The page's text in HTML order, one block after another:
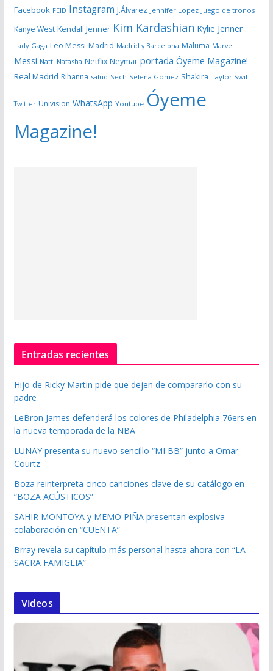
Facebook FEID Instagram J.Álvarez Jennifer Lopez Juego de tronos
Kanye West Kendall Jenner Kim Kardashian Kylie Jenner
Lady Gaga Leo Messi Madrid Madrid y Barcelona Maluma Marvel
Messi Natti Natasha Netflix Neymar portada Óyeme Magazine!
Real Madrid Rihanna salud Sech Selena Gomez Shakira Taylor Swift
Twitter Univision WhatsApp Youtube Óyeme
Magazine!
Entradas recientes
Hijo de Ricky Martin pide que dejen de compararlo con su
padre
LeBron James defenderá los colores de Philadelphia 76ers en
la nueva temporada de la NBA
LUNAY presenta su nuevo sencillo “MI BB” junto a Omar
Courtz
Boza reinterpreta cinco canciones clave de su catálogo en
“BOZA ACÚSTICOS”
SAHIR MONTOYA y MEMO PIÑA presentan explosiva
colaboración en “CUENTA”
Brray revela su capítulo más personal hasta ahora con “LA
SACRA FAMIGLIA”
Videos